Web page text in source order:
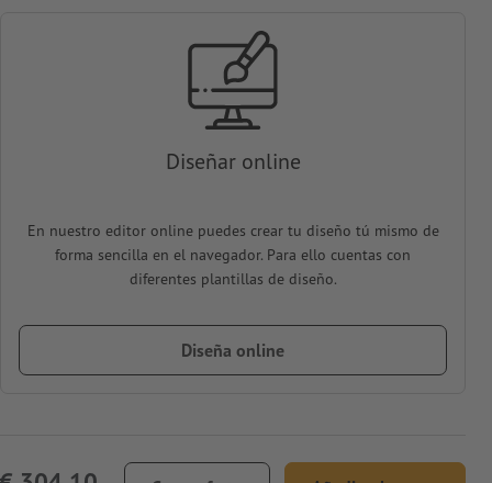
Diseñar online
En nuestro editor online puedes crear tu diseño tú mismo de
forma sencilla en el navegador. Para ello cuentas con
diferentes plantillas de diseño.
Diseña online